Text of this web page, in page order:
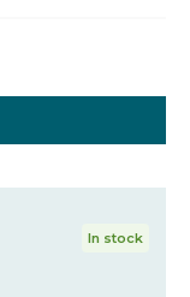
In stock